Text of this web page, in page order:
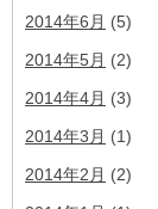
2014年6月 (5)
2014年5月 (2)
2014年4月 (3)
2014年3月 (1)
2014年2月 (2)